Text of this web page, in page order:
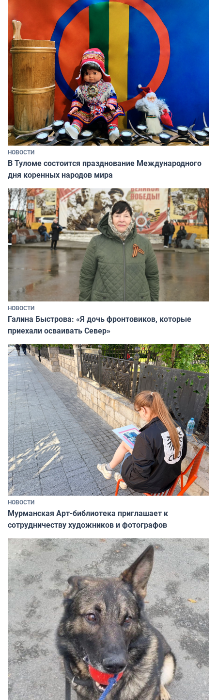
НОВОСТИ
В Туломе состоится празднование Международного
дня коренных народов мира
НОВОСТИ
Галина Быстрова: «Я дочь фронтовиков, которые
приехали осваивать Север»
НОВОСТИ
Мурманская Арт-библиотека приглашает к
сотрудничеству художников и фотографов